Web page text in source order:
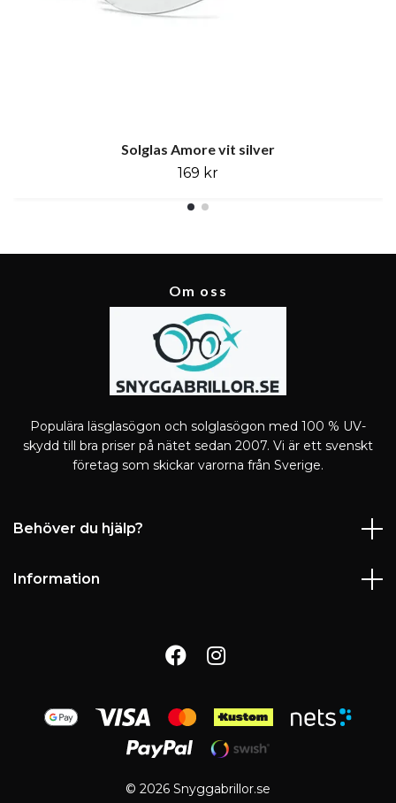
Solglas Amore vit silver
169 kr
Om oss
Populära läsglasögon och solglasögon med 100 % UV-
skydd till bra priser på nätet sedan 2007. Vi är ett svenskt
företag som skickar varorna från Sverige.
Behöver du hjälp?
Information
© 2026 Snyggabrillor.se